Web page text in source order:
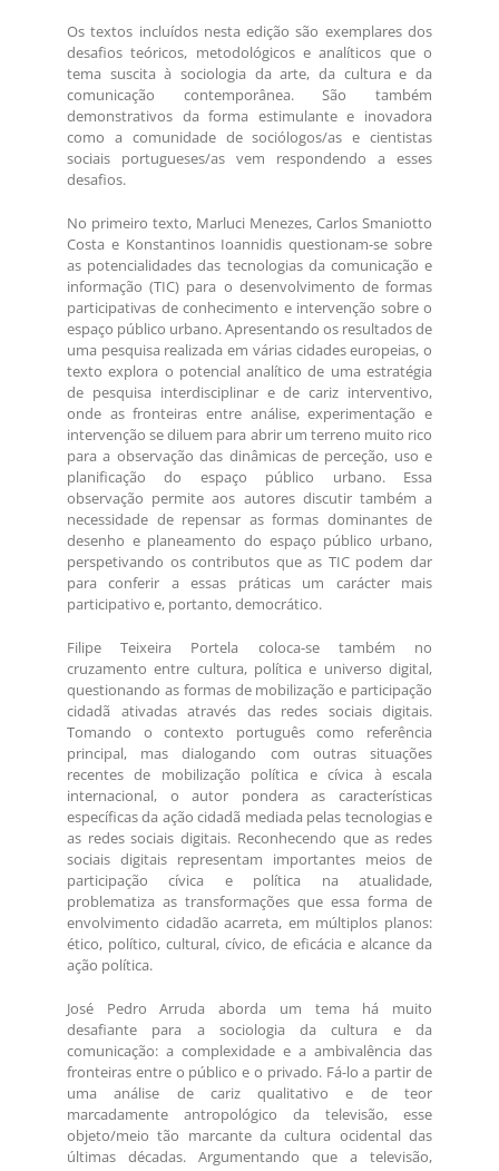
Os textos incluídos nesta edição são exemplares dos
desafios teóricos, metodológicos e analíticos que o
tema suscita à sociologia da arte, da cultura e da
comunicação contemporânea. São também
demonstrativos da forma estimulante e inovadora
como a comunidade de sociólogos/as e cientistas
sociais portugueses/as vem respondendo a esses
desafios.
No primeiro texto, Marluci Menezes, Carlos Smaniotto
Costa e Konstantinos Ioannidis questionam-se sobre
as potencialidades das tecnologias da comunicação e
informação (TIC) para o desenvolvimento de formas
participativas de conhecimento e intervenção sobre o
espaço público urbano. Apresentando os resultados de
uma pesquisa realizada em várias cidades europeias, o
texto explora o potencial analítico de uma estratégia
de pesquisa interdisciplinar e de cariz interventivo,
onde as fronteiras entre análise, experimentação e
intervenção se diluem para abrir um terreno muito rico
para a observação das dinâmicas de perceção, uso e
planificação do espaço público urbano. Essa
observação permite aos autores discutir também a
necessidade de repensar as formas dominantes de
desenho e planeamento do espaço público urbano,
perspetivando os contributos que as TIC podem dar
para conferir a essas práticas um carácter mais
participativo e, portanto, democrático.
Filipe Teixeira Portela coloca-se também no
cruzamento entre cultura, política e universo digital,
questionando as formas de mobilização e participação
cidadã ativadas através das redes sociais digitais.
Tomando o contexto português como referência
principal, mas dialogando com outras situações
recentes de mobilização política e cívica à escala
internacional, o autor pondera as características
específicas da ação cidadã mediada pelas tecnologias e
as redes sociais digitais. Reconhecendo que as redes
sociais digitais representam importantes meios de
participação cívica e política na atualidade,
problematiza as transformações que essa forma de
envolvimento cidadão acarreta, em múltiplos planos:
ético, político, cultural, cívico, de eficácia e alcance da
ação política.
José Pedro Arruda aborda um tema há muito
desafiante para a sociologia da cultura e da
comunicação: a complexidade e a ambivalência das
fronteiras entre o público e o privado. Fá-lo a partir de
uma análise de cariz qualitativo e de teor
marcadamente antropológico da televisão, esse
objeto/meio tão marcante da cultura ocidental das
últimas décadas. Argumentando que a televisão,